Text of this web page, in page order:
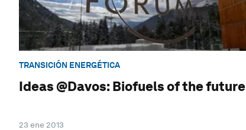
TRANSICIÓN ENERGÉTICA
Ideas @Davos: Biofuels of the future
23 ene 2013